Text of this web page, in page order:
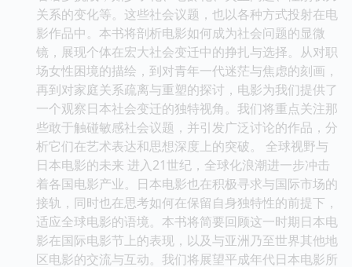
关系的变化等。这些社会议题，也以各种方式投射在电
影作品中。本书将剖析电影如何成为社会问题的显微
镜，展现个体在宏大社会变迁中的挣扎与选择。从对职
场女性困境的描绘，到对青年一代迷茫与焦虑的刻画，
再到对家庭关系疏离与重塑的探讨，电影为我们提供了
一个观察日本社会变迁的独特视角。我们将重点关注那
些敢于触碰敏感社会议题，并引发广泛讨论的作品，分
析它们在艺术表达和思想深度上的突破。 全球视野与
日本电影的未来 进入21世纪，全球化浪潮进一步冲击
着各国电影产业。日本电影也在积极寻求与国际市场的
接轨，同时也在思考如何在保留自身独特性的前提下，
适应全球电影的语境。本书将简要回顾这一时期日本电
影在国际电影节上的表现，以及与亚洲乃至世界其他地
区电影的交流与互动。我们将展望平成年代日本电影所